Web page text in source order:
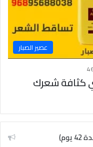
عصير الصبار
كثافة شعرك